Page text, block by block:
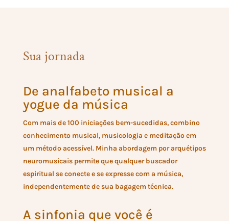
Sua jornada
De analfabeto musical a
yogue da música
Com mais de 100 iniciações bem-sucedidas, combino
conhecimento musical, musicologia e meditação em
um método acessível. Minha abordagem por arquétipos
neuromusicais permite que qualquer buscador
espiritual se conecte e se expresse com a música,
independentemente de sua bagagem técnica.
A sinfonia que você é